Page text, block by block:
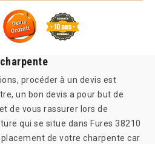
procéder à un devis est
un bon devis a pour but de
de vous rassurer lors de
qui se situe dans Fures 38210
de votre charpente car